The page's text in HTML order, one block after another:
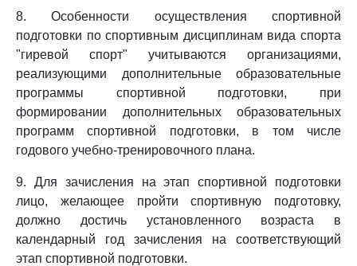
8. Особенности осуществления спортивной
подготовки по спортивным дисциплинам вида спорта
"гиревой спорт" учитываются организациями,
реализующими дополнительные образовательные
программы спортивной подготовки, при
формировании дополнительных образовательных
программ спортивной подготовки, в том числе
годового учебно-тренировочного плана.
9. Для зачисления на этап спортивной подготовки
лицо, желающее пройти спортивную подготовку,
должно достичь установленного возраста в
календарный год зачисления на соответствующий
этап спортивной подготовки.